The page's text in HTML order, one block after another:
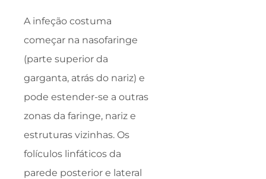
A infeção costuma
começar na nasofaringe
(parte superior da
garganta, atrás do nariz) e
pode estender-se a outras
zonas da faringe, nariz e
estruturas vizinhas. Os
folículos linfáticos da
parede posterior e lateral